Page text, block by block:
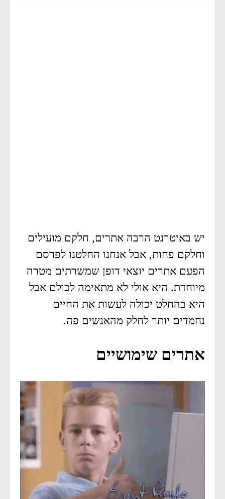
יש באיטרנט הרבה אתרים, חלקם מועילים
וחלקם פחות, אבל אנחנו החלטנו לפרסם
הפעם אתרים יוצאי דופן שמשרתים מטרה
מיוחדת. היא אולי לא מתאימה לכולם אבל
היא בהחלט יכולה לעשות את החיים
נחמדים יותר לחלק מהאנשים פה.
אתרים שימושיים